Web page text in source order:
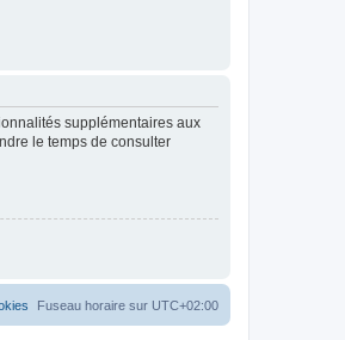
supplémentaires aux
le temps de consulter
Fuseau horaire sur UTC+02:00